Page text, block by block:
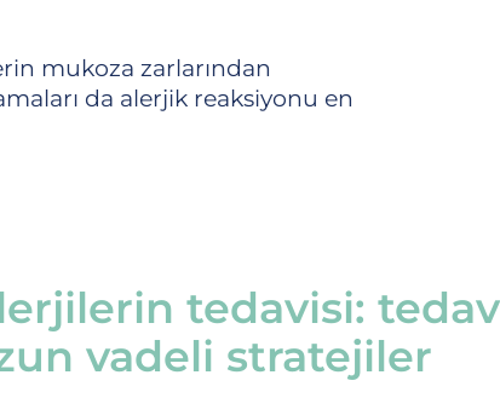
mukoza zarlarından
da alerjik reaksiyonu en
tedavisi:
vadeli stratejiler